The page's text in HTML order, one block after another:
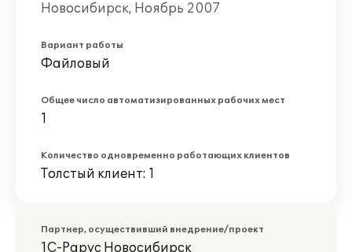
Новосибирск, Ноябрь 2007
Вариант работы
Файловый
Общее число автоматизированных рабочих мест
1
Количество одновременно работающих клиентов
Толстый клиент: 1
Партнер, осуществивший внедрение/проект
1С-Рарус Новосибирск